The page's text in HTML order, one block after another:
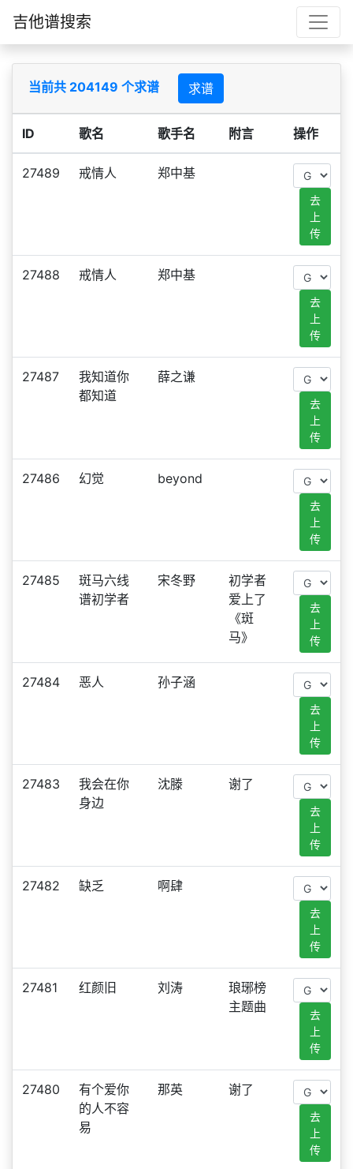
吉他谱搜索
当前共 204149 个求谱 求谱
ID 歌名 歌手名 附言 操作
27489 戒情人 郑中基
去
上
传
27488 戒情人 郑中基
去
上
传
27487
我知道你
都知道
薛之谦
去
上
传
27486 幻觉 beyond
去
上
传
27485
斑马六线
谱初学者
宋冬野
初学者
爱上了
《斑
马》
去
上
传
27484 恶人 孙子涵
去
上
传
27483
我会在你
身边
沈滕 谢了
去
上
传
27482 缺乏 啊肆
去
上
传
27481 红颜旧 刘涛
琅琊榜
主题曲
去
上
传
27480
有个爱你
的人不容
易
那英 谢了
去
上
传